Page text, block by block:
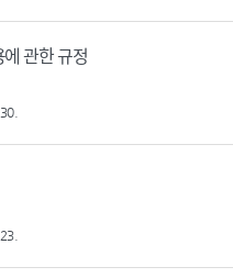
관한 규정